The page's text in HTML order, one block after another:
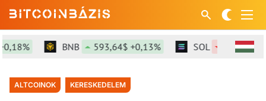
BNB 593,64$ +0,13% SOL 72,58$ -
ALTCOINOK KERESKEDELEM